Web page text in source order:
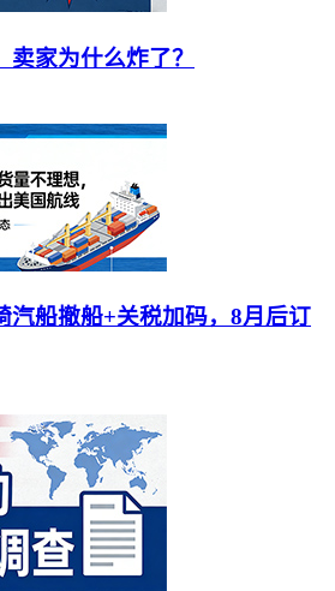
家为什么炸了？
汽船撤船+关税加码，8月后订